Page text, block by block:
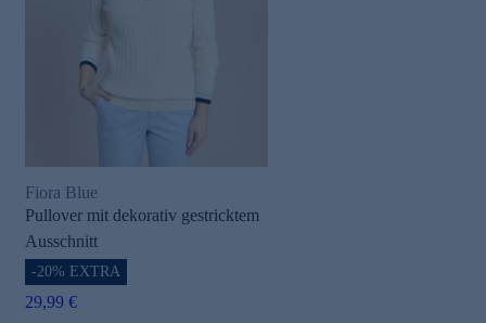
Fiora Blue
Pullover mit dekorativ gestricktem
Ausschnitt
-20% EXTRA
29,99 €